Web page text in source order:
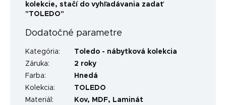
kolekcie, stačí do vyhľadávania zadať
"TOLEDO"
Dodatočné parametre
Kategória:
Toledo - nábytková kolekcia
Záruka:
2 roky
Farba:
Hnedá
Kolekcia:
TOLEDO
Materiál : Kov, MDF, Laminát